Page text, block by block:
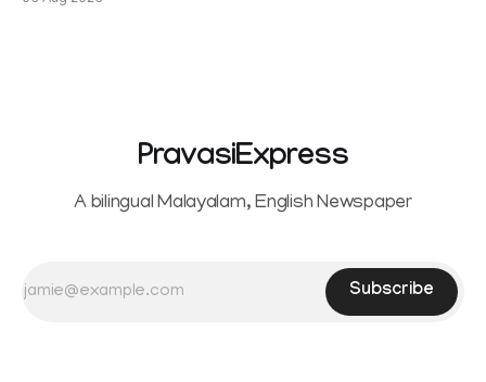
PravasiExpress
A bilingual Malayalam, English Newspaper
Subscribe